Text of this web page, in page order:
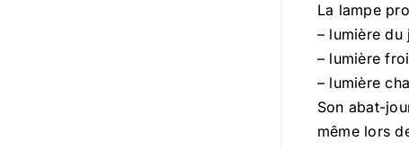
La lampe
– lumière
– lumière
– lumière
Son abat-
même lors